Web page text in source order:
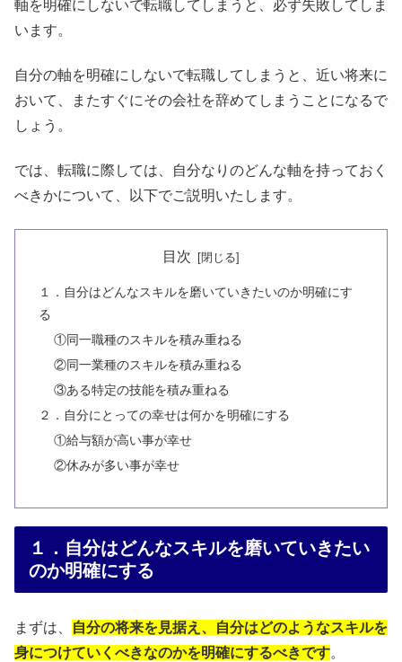
軸を明確にしないで転職してしまうと、必ず失敗してしま
います。
自分の軸を明確にしないで転職してしまうと、近い将来に
おいて、またすぐにその会社を辞めてしまうことになるで
しょう。
では、転職に際しては、自分なりのどんな軸を持っておく
べきかについて、以下でご説明いたします。
目次
１．自分はどんなスキルを磨いていきたいのか明確にす
る
①同一職種のスキルを積み重ねる
②同一業種のスキルを積み重ねる
③ある特定の技能を積み重ねる
２．自分にとっての幸せは何かを明確にする
①給与額が高い事が幸せ
②休みが多い事が幸せ
１．自分はどんなスキルを磨いていきたい
のか明確にする
まずは、
自分の将来を見据え、自分はどのようなスキルを
身につけていくべきなのかを明確にするべきです。